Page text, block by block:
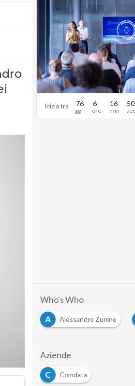
Inizia tra 76 6 16 49
Who's Who
A
Alessandro Zunino
Aziende
C
Comdata